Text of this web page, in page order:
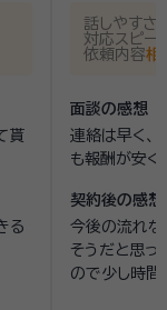
貰
る
話しやすさ
対応スピー
依頼内容相
面談の感想
連絡は早く、
も報酬が安く
契約後の感想
今後の流れな
そうだと思っ
ので少し時間